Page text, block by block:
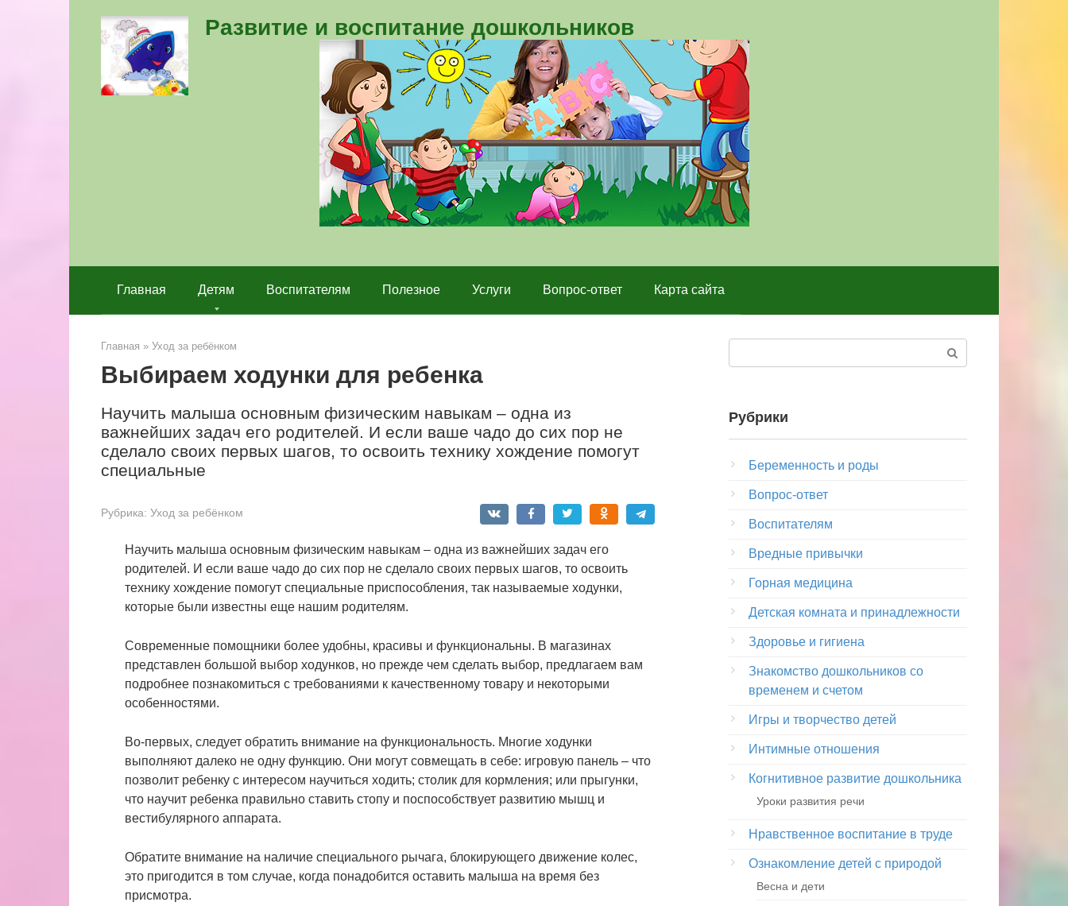
Развитие и воспитание дошкольников
Главная Детям Воспитателям Полезное Услуги Вопрос-ответ Карта сайта
Главная » Уход за ребёнком
Выбираем ходунки для ребенка
Научить малыша основным физическим навыкам – одна из
важнейших задач его родителей. И если ваше чадо до сих пор не
сделало своих первых шагов, то освоить технику хождение помогут
специальные
Рубрика: Уход за ребёнком
Научить малыша основным физическим навыкам – одна из важнейших задач его
родителей. И если ваше чадо до сих пор не сделало своих первых шагов, то освоить
технику хождение помогут специальные приспособления, так называемые ходунки,
которые были известны еще нашим родителям.
Современные помощники более удобны, красивы и функциональны. В магазинах
представлен большой выбор ходунков, но прежде чем сделать выбор, предлагаем вам
подробнее познакомиться с требованиями к качественному товару и некоторыми
особенностями.
Во-первых, следует обратить внимание на функциональность. Многие ходунки
выполняют далеко не одну функцию. Они могут совмещать в себе: игровую панель – что
позволит ребенку с интересом научиться ходить; столик для кормления; или прыгунки,
что научит ребенка правильно ставить стопу и поспособствует развитию мышц и
вестибулярного аппарата.
Обратите внимание на наличие специального рычага, блокирующего движение колес,
это пригодится в том случае, когда понадобится оставить малыша на время без
присмотра.
Рубрики
Беременность и роды
Вопрос-ответ
Воспитателям
Вредные привычки
Горная медицина
Детская комната и принадлежности
Здоровье и гигиена
Знакомство дошкольников со
временем и счетом
Игры и творчество детей
Интимные отношения
Когнитивное развитие дошкольника
Уроки развития речи
Нравственное воспитание в труде
Ознакомление детей с природой
Весна и дети